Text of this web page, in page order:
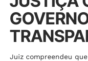
Juiz compreendeu